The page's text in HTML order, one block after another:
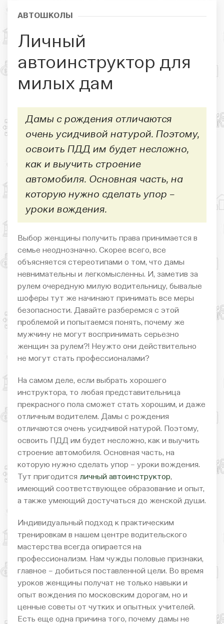
АВТОШКОЛЫ
Личный
автоинструктор для
милых дам
Дамы с рождения отличаются
очень усидчивой натурой. Поэтому,
освоить ПДД им будет несложно,
как и выучить строение
автомобиля. Основная часть, на
которую нужно сделать упор –
уроки вождения.
Выбор женщины получить права принимается в
семье неоднозначно. Скорее всего, все
объясняется стереотипами о том, что дамы
невнимательны и легкомысленны. И, заметив за
рулем очередную милую водительницу, бывалые
шоферы тут же начинают принимать все меры
безопасности. Давайте разберемся с этой
проблемой и попытаемся понять, почему же
мужчину не могут воспринимать серьезно
женщин за рулем?! Неужто они действительно
не могут стать профессионалами?
На самом деле, если выбрать хорошего
инструктора, то любая представительница
прекрасного пола сможет стать хорошим, и даже
отличным водителем. Дамы с рождения
отличаются очень усидчивой натурой. Поэтому,
освоить ПДД им будет несложно, как и выучить
строение автомобиля. Основная часть, на
которую нужно сделать упор – уроки вождения.
Тут пригодится личный автоинструктор,
имеющий соответствующее образование и опыт,
а также умеющий достучаться до женской души.
Индивидуальный подход к практическим
тренировкам в нашем центре водительского
мастерства всегда опирается на
профессионализм. Нам чужды половые признаки,
главное – добиться поставленной цели. Во время
уроков женщины получат не только навыки и
опыт вождения по московским дорогам, но и
ценные советы от чутких и опытных учителей.
Есть еще одна причина того, почему дамы не